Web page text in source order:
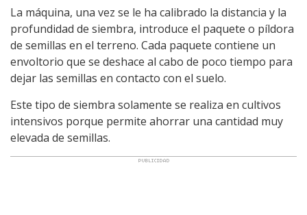
La máquina, una vez se le ha calibrado la distancia y la
profundidad de siembra, introduce el paquete o píldora
de semillas en el terreno. Cada paquete contiene un
envoltorio que se deshace al cabo de poco tiempo para
dejar las semillas en contacto con el suelo.
Este tipo de siembra solamente se realiza en cultivos
intensivos porque permite ahorrar una cantidad muy
elevada de semillas.